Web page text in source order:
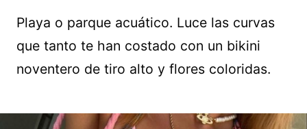
Playa o parque acuático. Luce las curvas
que tanto te han costado con un bikini
noventero de tiro alto y flores coloridas.